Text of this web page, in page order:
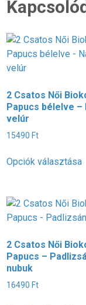
2 Csatos Női
Papucs bélelve –
velúr
15490 Ft
Opciók választásaa
2 Csatos Női
Papucs –
nubuk
16490 Ft